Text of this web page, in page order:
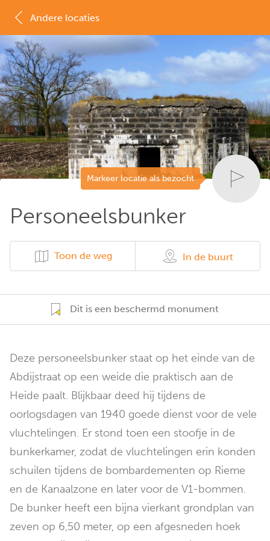
Markeer locatie als bezocht
Personeelsbunker
Toon de weg In de buurt
Dit is een beschermd monument
Deze personeelsbunker staat op het einde van de
Abdijstraat op een weide die praktisch aan de
Heide paalt. Blijkbaar deed hij tijdens de
oorlogsdagen van 1940 goede dienst voor de vele
vluchtelingen. Er stond toen een stoofje in de
bunkerkamer, zodat de vluchtelingen erin konden
schuilen tijdens de bombardementen op Rieme
en de Kanaalzone en later voor de V1-bommen.
De bunker heeft een bijna vierkant grondplan van
zeven op 6,50 meter, op een afgesneden hoek
Andere locaties
MAP LIJST